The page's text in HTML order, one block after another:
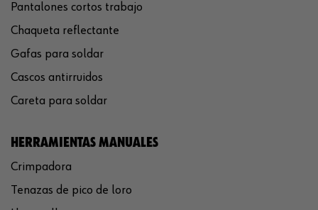
Pantalones cortos trabajo
Chaqueta reflectante
Gafas para soldar
Cascos antirruidos
Careta para soldar
HERRAMIENTAS MANUALES
Crimpadora
Tenazas de pico de loro